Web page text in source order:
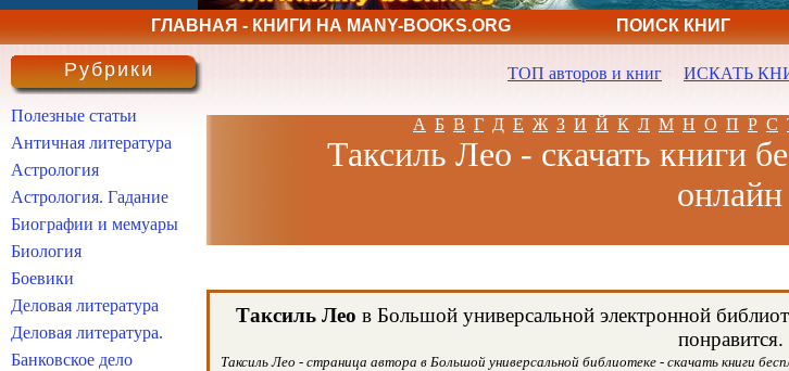
ГЛАВНАЯ - КНИГИ НА MANY-BOOKS.ORG ПОИСК КНИГ
ТОП авторов и книг ИСКАТЬ
А Б В Г Д Е Ж З И Й К Л М Н О П Р С
Таксиль Лео - скачать книги
онлайн
Таксиль Лео в Большой универсальной электронной
понравится.
Таксиль Лео - страница автора в Большой универсальной библиотеке - скачать книги
Рубрики
Полезные статьи
Античная литература
Астрология
Астрология. Гадание
Биографии и мемуары
Биология
Боевики
Деловая литература
Деловая литература.
Банковское дело